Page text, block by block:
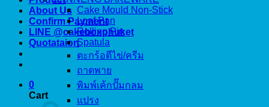
About Us
Confirm Payment
LINE @cakeboxphuket
Quotataion
0
Cart
Cake Mould Non-Stick
Loaf Pan
Rolling Pin
Spatula
ตะกร้อตีไข่/ครีม
ถาดพาย
พิมพ์เค้กปั๊มกลม
แปรง